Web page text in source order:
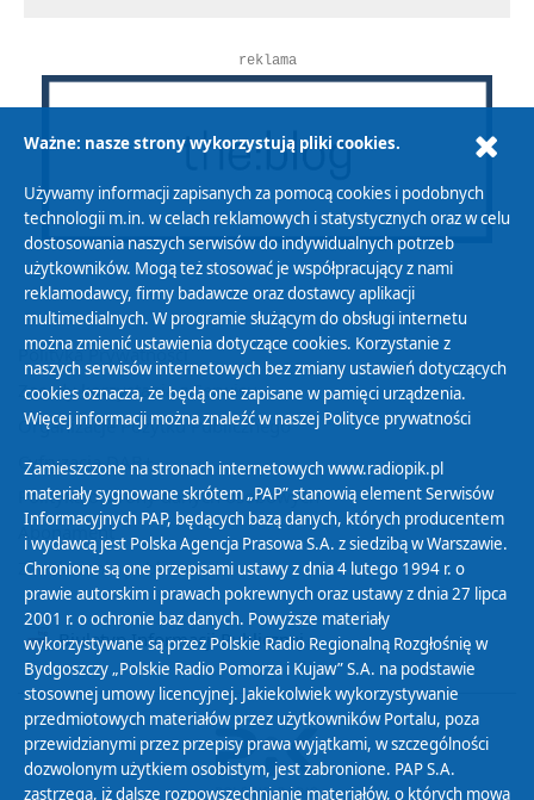
reklama
Polityka Prywatności
Zasady korzystania z Serwisu
Organizacje Pożytku Publicznego
Cyfryzacja DAB+
Polityka ochrony danych osobowych
Abonament
Zamówienia publiczne
Biuletyn Informacji Publicznej
Ważne: nasze strony wykorzystują pliki cookies.
Używamy informacji zapisanych za pomocą cookies i podobnych
technologii m.in. w celach reklamowych i statystycznych oraz w celu
dostosowania naszych serwisów do indywidualnych potrzeb
użytkowników. Mogą też stosować je współpracujący z nami
reklamodawcy, firmy badawcze oraz dostawcy aplikacji
multimedialnych. W programie służącym do obsługi internetu
można zmienić ustawienia dotyczące cookies. Korzystanie z
naszych serwisów internetowych bez zmiany ustawień dotyczących
cookies oznacza, że będą one zapisane w pamięci urządzenia.
Więcej informacji można znaleźć w naszej Polityce prywatności
Zamieszczone na stronach internetowych www.radiopik.pl
materiały sygnowane skrótem „PAP” stanowią element Serwisów
Informacyjnych PAP, będących bazą danych, których producentem
i wydawcą jest Polska Agencja Prasowa S.A. z siedzibą w Warszawie.
Chronione są one przepisami ustawy z dnia 4 lutego 1994 r. o
prawie autorskim i prawach pokrewnych oraz ustawy z dnia 27 lipca
2001 r. o ochronie baz danych. Powyższe materiały
wykorzystywane są przez Polskie Radio Regionalną Rozgłośnię w
Bydgoszczy „Polskie Radio Pomorza i Kujaw” S.A. na podstawie
stosownej umowy licencyjnej. Jakiekolwiek wykorzystywanie
przedmiotowych materiałów przez użytkowników Portalu, poza
przewidzianymi przez przepisy prawa wyjątkami, w szczególności
dozwolonym użytkiem osobistym, jest zabronione. PAP S.A.
zastrzega, iż dalsze rozpowszechnianie materiałów, o których mowa